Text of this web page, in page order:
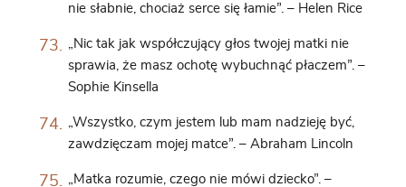
nie słabnie, chociaż serce się łamie”. – Helen Rice
„Nic tak jak współczujący głos twojej matki nie
sprawia, że ​​masz ochotę wybuchnąć płaczem”. –
Sophie Kinsella
„Wszystko, czym jestem lub mam nadzieję być,
zawdzięczam mojej matce”. – Abraham Lincoln
„Matka rozumie, czego nie mówi dziecko”. –